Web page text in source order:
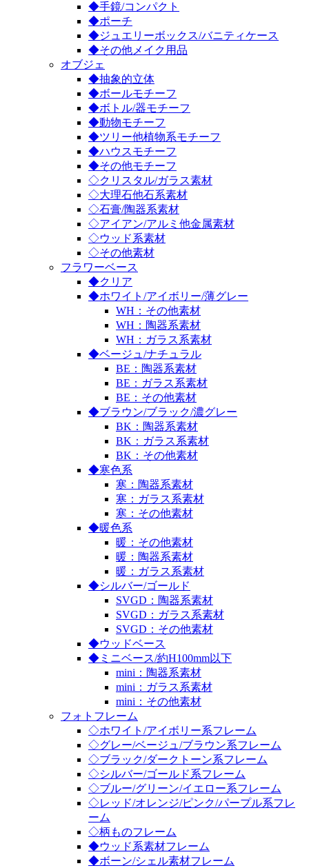
◆手鏡/コンパクト
◆ポーチ
◆ジュエリーボックス/バニティケース
◆その他メイク用品
オブジェ
◆抽象的立体
◆ボールモチーフ
◆ボトル/器モチーフ
◆動物モチーフ
◆ツリー他植物系モチーフ
◆ハウスモチーフ
◆その他モチーフ
◇クリスタル/ガラス素材
◇大理石他石系素材
◇石膏/陶器系素材
◇アイアン/アルミ他金属素材
◇ウッド系素材
◇その他素材
フラワーベース
◆クリア
◆ホワイト/アイボリー/薄グレー
WH：その他素材
WH：陶器系素材
WH：ガラス系素材
◆ベージュ/ナチュラル
BE：陶器系素材
BE：ガラス系素材
BE：その他素材
◆ブラウン/ブラック/濃グレー
BK：陶器系素材
BK：ガラス系素材
BK：その他素材
◆寒色系
寒：陶器系素材
寒：ガラス系素材
寒：その他素材
◆暖色系
暖：その他素材
暖：陶器系素材
暖：ガラス系素材
◆シルバー/ゴールド
SVGD：陶器系素材
SVGD：ガラス系素材
SVGD：その他素材
◆ウッドベース
◆ミニベース/約H100mm以下
mini：陶器系素材
mini：ガラス系素材
mini：その他素材
フォトフレーム
◇ホワイト/アイボリー系フレーム
◇グレー/ベージュ/ブラウン系フレーム
◇ブラック/ダークトーン系フレーム
◇シルバー/ゴールド系フレーム
◇ブルー/グリーン/イエロー系フレーム
◇レッド/オレンジ/ピンク/パープル系フレ
ーム
◇柄ものフレーム
◆ウッド系素材フレーム
◆ボーン/シェル素材フレーム